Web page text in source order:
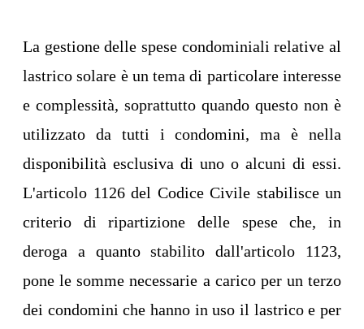
La gestione delle spese condominiali relative al
lastrico solare è un tema di particolare interesse
e complessità, soprattutto quando questo non è
utilizzato da tutti i condomini, ma è nella
disponibilità esclusiva di uno o alcuni di essi.
L'articolo 1126 del Codice Civile stabilisce un
criterio di ripartizione delle spese che, in
deroga a quanto stabilito dall'articolo 1123,
pone le somme necessarie a carico per un terzo
dei condomini che hanno in uso il lastrico e per